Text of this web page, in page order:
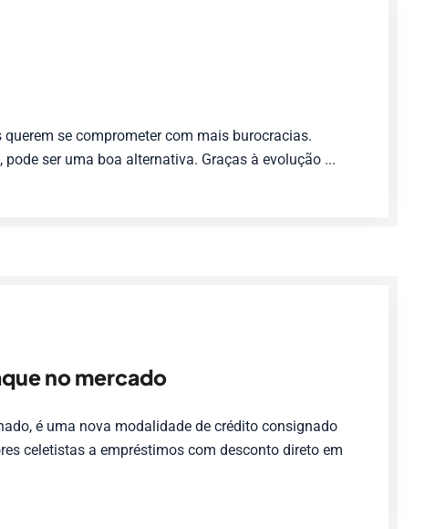
se comprometer com mais burocracias.
ser uma boa alternativa. Graças à evolução ...
no mercado
é uma nova modalidade de crédito consignado
celetistas a empréstimos com desconto direto em